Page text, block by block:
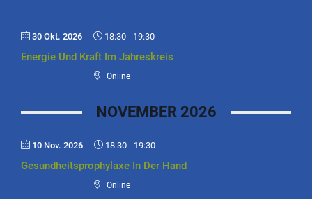
30 Okt. 2026 18:30 - 19:30
Energie Und Kraft Im Jahreskreis
Online
NOVEMBER 2026
10 Nov. 2026 18:30 - 19:30
Gesundheitsprophylaxe In Der Hand
Online